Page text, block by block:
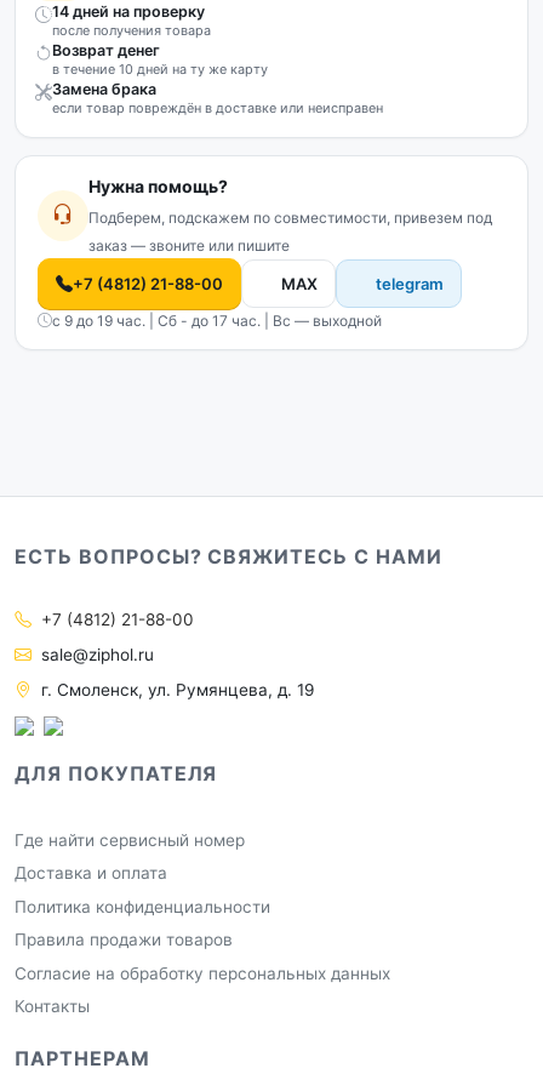
14 дней на проверку
после получения товара
Возврат денег
в течение 10 дней на ту же карту
Замена брака
если товар повреждён в доставке или неисправен
Нужна помощь?
Подберем, подскажем по совместимости, привезем под
заказ — звоните или пишите
+7 (4812) 21-88-00 MAX telegram
с 9 до 19 час. | Сб - до 17 час. | Вс — выходной
ЕСТЬ ВОПРОСЫ? СВЯЖИТЕСЬ С НАМИ
+7 (4812) 21-88-00
sale@ziphol.ru
г. Смоленск, ул. Румянцева, д. 19
ДЛЯ ПОКУПАТЕЛЯ
Где найти сервисный номер
Доставка и оплата
Политика конфиденциальности
Правила продажи товаров
Согласие на обработку персональных данных
Контакты
ПАРТНЕРАМ